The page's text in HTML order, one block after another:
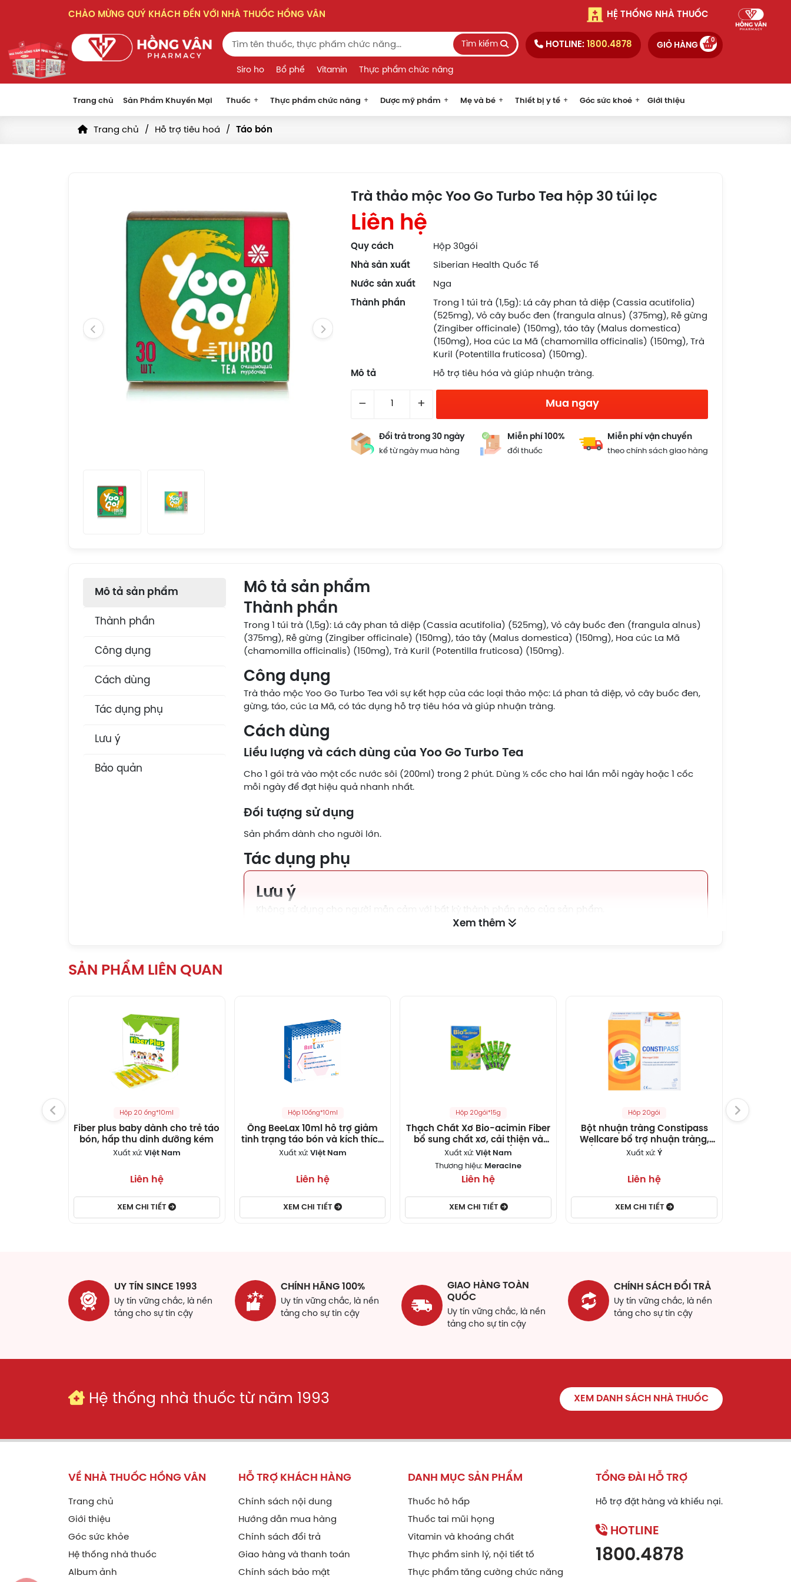
CHÀO MỪNG QUÝ KHÁCH ĐẾN VỚI NHÀ THUỐC HỒNG VÂN HỆ THỐNG NHÀ THUỐC
Tìm kiếm
Siro ho Bổ phế Vitamin Thực phẩm chức năng
HOTLINE: 1800.4878 GIỎ HÀNG
0
Trang chủ Sản Phẩm Khuyến Mại Thuốc Thực phẩm chức năng Dược mỹ phẩm Mẹ và bé Thiết bị y tế Góc sức khoẻ Giới thiệu
Trang chủ Hỗ trợ tiêu hoá Táo bón
Trà thảo mộc Yoo Go Turbo Tea hộp 30 túi lọc
Liên hệ
Quy cách
Hộp 30gói
Nhà sản xuất
Siberian Health Quốc Tế
Nước sản xuất
Nga
Thành phần
Trong 1 túi trà (1,5g): Lá cây phan tả diệp (Cassia acutifolia)
(525mg), Vỏ cây buốc đen (frangula alnus) (375mg), Rễ gừng
(Zingiber officinale) (150mg), táo tây (Malus domestica)
(150mg), Hoa cúc La Mã (chamomilla officinalis) (150mg), Trà
Kuril (Potentilla fruticosa) (150mg).
Mô tả
Hỗ trợ tiêu hóa và giúp nhuận tràng.
– + Mua ngay
Đổi trả trong 30 ngày
kể từ ngày mua hàng
Miễn phí 100%
đổi thuốc
Miễn phí vận chuyển
theo chính sách giao hàng
Mô tả sản phẩm
Thành phần
Công dụng
Cách dùng
Tác dụng phụ
Lưu ý
Bảo quản
Mô tả sản phẩm
Thành phần
Trong 1 túi trà (1,5g): Lá cây phan tả diệp (Cassia acutifolia) (525mg), Vỏ cây buốc đen (frangula alnus)
(375mg), Rễ gừng (Zingiber officinale) (150mg), táo tây (Malus domestica) (150mg), Hoa cúc La Mã
(chamomilla officinalis) (150mg), Trà Kuril (Potentilla fruticosa) (150mg).
Công dụng
Trà thảo mộc Yoo Go Turbo Tea với sự kết hợp của các loại thảo mộc: Lá phan tả diệp, vỏ cây buốc đen,
gừng, táo, cúc La Mã, có tác dụng hỗ trợ tiêu hóa và giúp nhuận tràng.
Cách dùng
Liều lượng và cách dùng của Yoo Go Turbo Tea
Cho 1 gói trà vào một cốc nước sôi (200ml) trong 2 phút. Dùng ½ cốc cho hai lần mỗi ngày hoặc 1 cốc
mỗi ngày để đạt hiệu quả nhanh nhất.
Đối tượng sử dụng
Sản phẩm dành cho người lớn.
Tác dụng phụ
Lưu ý
Không sử dụng cho người mẫn cảm với bất kỳ thành phần nào của sản phẩm.
Thực phẩm này không phải là thuốc, không có tác dụng thay thế thuốc chữa bệnh.
Xem thêm
SẢN PHẨM LIÊN QUAN
Hộp 20 ống*10ml
Fiber plus baby dành cho trẻ táo
bón, hấp thu dinh dưỡng kém
Xuất xứ: Việt Nam
Liên hệ
XEM CHI TIẾT
Hộp 10ống*10ml
Ống BeeLax 10ml hỗ trợ giảm
tình trạng táo bón và kích thích
ăn ngon
Xuất xứ: Việt Nam
Liên hệ
XEM CHI TIẾT
Hộp 20gói*15g
Thạch Chất Xơ Bio-acimin Fiber
bổ sung chất xơ, cải thiện và
phòng ngừa táo bón (Hộp 20
gói)
Xuất xứ:Việt Nam
Thương hiệu: Meracine
Liên hệ
XEM CHI TIẾT
Hôp 20gói
Bột nhuận tràng Constipass
Wellcare bổ trợ nhuận tràng,
khắc phục chứng táo bón (20
Xuất xứ:Ý
Liên hệ
XEM CHI TIẾT
UY TÍN SINCE 1993
Uy tín vững chắc, là nền
tảng cho sự tin cậy
CHÍNH HÃNG 100%
Uy tín vững chắc, là nền
tảng cho sự tin cậy
GIAO HÀNG TOÀN
QUỐC
Uy tín vững chắc, là nền
tảng cho sự tin cậy
CHÍNH SÁCH ĐỔI TRẢ
Uy tín vững chắc, là nền
tảng cho sự tin cậy
Hệ thống nhà thuốc từ năm 1993 XEM DANH SÁCH NHÀ THUỐC
VỀ NHÀ THUỐC HỒNG VÂN
Trang chủ
Giới thiệu
Góc sức khỏe
Hệ thống nhà thuốc
Album ảnh
HỖ TRỢ KHÁCH HÀNG
Chính sách nội dung
Hướng dẫn mua hàng
Chính sách đổi trả
Giao hàng và thanh toán
Chính sách bảo mật
DANH MỤC SẢN PHẨM
Thuốc hô hấp
Thuốc tai mũi họng
Vitamin và khoáng chất
Thực phẩm sinh lý, nội tiết tố
Thực phẩm tăng cường chức năng
TỔNG ĐÀI HỖ TRỢ
Hỗ trợ đặt hàng và khiếu nại.
HOTLINE
1800.4878